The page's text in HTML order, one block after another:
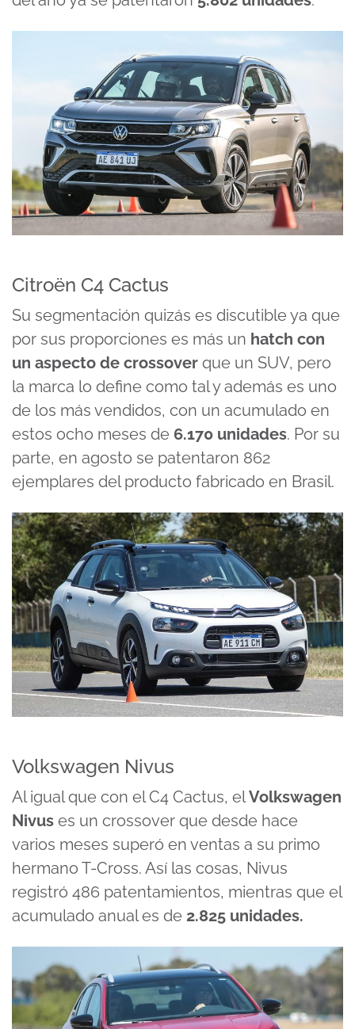
Citroën C4 Cactus
Su segmentación quizás es discutible ya que
por sus proporciones es más un hatch con
un aspecto de crossover que un SUV, pero
la marca lo define como tal y además es uno
de los más vendidos, con un acumulado en
estos ocho meses de 6.170 unidades. Por su
parte, en agosto se patentaron 862
ejemplares del producto fabricado en Brasil.
Volkswagen Nivus
Al igual que con el C4 Cactus, elVolkswagen
Nivus es un crossover que desde hace
varios meses superó en ventas a su primo
hermano T-Cross. Así las cosas, Nivus
registró 486 patentamientos, mientras que el
acumulado anual es de 2.825 unidades.